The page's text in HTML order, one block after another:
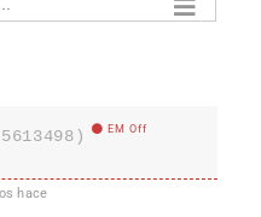
EM Off
hace